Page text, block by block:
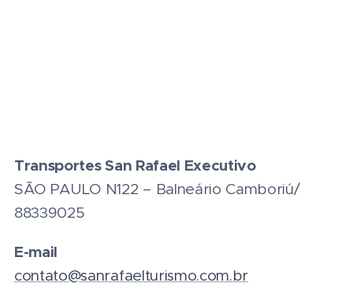
Transportes San Rafael Executivo
SÃO PAULO N122 – Balneário Camboriú/
88339025
E-mail
contato@sanrafaelturismo.com.br